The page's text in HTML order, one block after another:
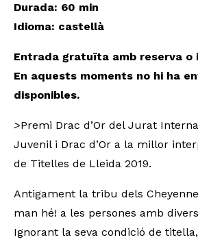
Durada: 60 min
Idioma: castellà
Entrada gratuïta amb reserva o
En aquests moments no hi ha
disponibles.
>Premi Drac d’Or del Jurat
Juvenil i Drac d’Or a la millor
de Titelles de Lleida 2019.
Antigament la tribu dels
man hé! a les persones amb
Ignorant la seva condició de